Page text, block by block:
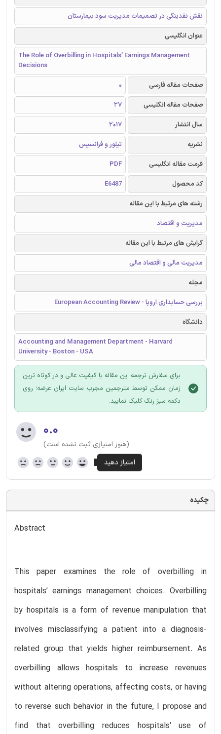
نقش نقدینگی در تصمیمات مدیریت سود بیمارستان
عنوان انگلیسی
The Role of Overbilling in Hospitals’ Earnings Management
Decisions
صفحات مقاله فارسی
0
صفحات مقاله انگلیسی
27
سال انتشار
2017
نشریه
تیلور و فرانسیس
فرمت مقاله انگلیسی
PDF
کد محصول
E6487
رشته های مرتبط با این مقاله
مدیریت و اقتصاد
گرایش های مرتبط با این مقاله
مدیریت مالی و اقتصاد مالی
مجله
بررسی حسابداری اروپا - European Accounting Review
دانشگاه
Accounting and Management Department - Harvard
University - Boston - USA
برای سفارش ترجمه این مقاله با کیفیت عالی و در کوتاه ترین
زمان ممکن توسط مترجمین مجرب سایت ایران عرضه؛ روی
دکمه سبز رنگ کلیک نمایید.
۰.۰
(هنوز امتیازی ثبت نشده است)
چکیده
Abstract
This paper examines the role of overbilling in
hospitals’ earnings management choices. Overbilling
by hospitals is a form of revenue manipulation that
involves misclassifying a patient into a diagnosis-
related group that yields higher reimbursement. As
overbilling allows hospitals to increase revenues
without altering operations, affecting costs, or having
to reverse such behavior in the future, I propose and
find that overbilling reduces hospitals’ use of